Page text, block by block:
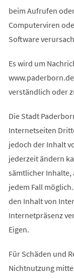
beim Aufrufen
Computerviren
Software
Es wird um
verständlich oder
Die Stadt
Internetseiten
jedoch der Inhalt
jederzeit ändern
sämtlicher Inhalte,
jedem Fall
den Inhalt von
Internetpräsenz
Eigen.
Für Schäden und
Nichtnutzung